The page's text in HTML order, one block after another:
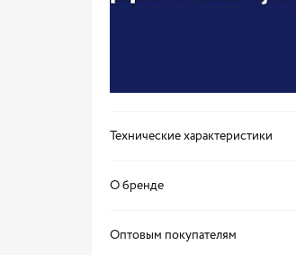
Технические характеристики
О бренде
Оптовым покупателям